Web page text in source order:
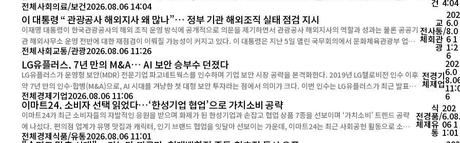
전체사회의료/보건2026.08.06 14:04 건 4:04
이 대통령 “ 관광공사 해외지사 왜 많나”… 정부 기관 해외조직 실태 점검 지시
이재명 대통령이 한국관광공사의 해외 조직 운영 방식에 공개적으로 의문을 제기하면서 관광공사 해외지사의 역할과 성과는 물론 공공기
관 해외사무소 운영 전반에 대한 재점검이 이뤄질 가능성이 커지고 있다. 이 대통령은 지난 5일 열린 국무회의에서 문화체육관광부 업무
보고를 받던 중 한국관광공사의 조직 규모와 해외지사 운영 현황을 확인한 뒤, 정부가 민간 관광업계의 역할까지 수행하는 것이 적절한지,
해외조직...
전체사회교통/관광2026.08.06 11:26
전
체
사
회
교
통/
관
광
202
6.0
8.0
6 1
1:2
6
LG유플러스, 7년 만의 M&A… AI 보안 승부수 던졌다
LG유플러스가 운영형 보안(MDR) 전문기업 파고네트웍스를 인수하며 기업 보안 시장 공략을 본격화한다. 2019년 LG헬로비전 인수 이후
약 7년 만의 인수·합병(M&A)으로, AI 시대를 겨냥한 첫 대형 보안 투자라는 점에서 의미가 크다. 이번 인수는 LG유플러스가 최근 발표한
‘시큐어 AI(Secure AI)’ 전략의 첫 실행 사례다. 생성형 AI와 클라우드 확산으로 사이버 위협이 고도화되...
전체경제기업2026.08.06 11:06
전
체
경
제
기
업
202
6.0
6
이마트24, 소비자 선택 읽었다…‘한성기업 협업’으로 가치소비 공략
이마트24가 최근 소비자들의 자발적인 응원을 받으며 화제가 된 한성기업과 손잡고 협업 상품 7종을 선보이며 ‘가치소비’ 트렌드 공략
에 나섰다. 편의점 업계가 유명 맛집과 캐릭터, 인기 브랜드 협업을 잇달아 선보이는 가운데, 이마트24는 최근 사회공헌 활동으로 소비자
전체경제식품/유통2026.08.06 11:01
전
체
경
제
식
품/
유
통
202
6.08.
06 1
1:01